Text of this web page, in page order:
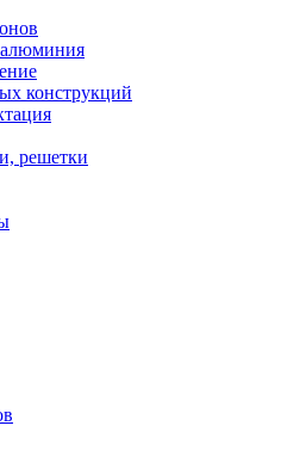
конструкций
решетки